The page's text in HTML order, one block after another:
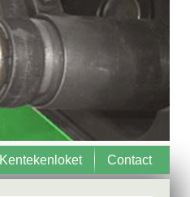
Kentekenloket Contact